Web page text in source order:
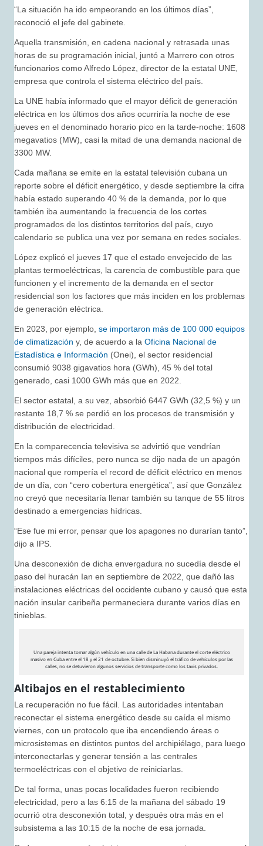
“La situación ha ido empeorando en los últimos días”,
reconoció el jefe del gabinete.
Aquella transmisión, en cadena nacional y retrasada unas
horas de su programación inicial, juntó a Marrero con otros
funcionarios como Alfredo López, director de la estatal UNE,
empresa que controla el sistema eléctrico del país.
La UNE había informado que el mayor déficit de generación
eléctrica en los últimos dos años ocurriría la noche de ese
jueves en el denominado horario pico en la tarde-noche: 1608
megavatios (MW), casi la mitad de una demanda nacional de
3300 MW.
Cada mañana se emite en la estatal televisión cubana un
reporte sobre el déficit energético, y desde septiembre la cifra
había estado superando 40 % de la demanda, por lo que
también iba aumentando la frecuencia de los cortes
programados de los distintos territorios del país, cuyo
calendario se publica una vez por semana en redes sociales.
López explicó el jueves 17 que el estado envejecido de las
plantas termoeléctricas, la carencia de combustible para que
funcionen y el incremento de la demanda en el sector
residencial son los factores que más inciden en los problemas
de generación eléctrica.
En 2023, por ejemplo, se importaron más de 100 000 equipos
de climatización y, de acuerdo a la Oficina Nacional de
Estadística e Información (Onei), el sector residencial
consumió 9038 gigavatios hora (GWh), 45 % del total
generado, casi 1000 GWh más que en 2022.
El sector estatal, a su vez, absorbió 6447 GWh (32,5 %) y un
restante 18,7 % se perdió en los procesos de transmisión y
distribución de electricidad.
En la comparecencia televisiva se advirtió que vendrían
tiempos más difíciles, pero nunca se dijo nada de un apagón
nacional que rompería el record de déficit eléctrico en menos
de un día, con “cero cobertura energética”, así que González
no creyó que necesitaría llenar también su tanque de 55 litros
destinado a emergencias hídricas.
“Ese fue mi error, pensar que los apagones no durarían tanto”,
dijo a IPS.
Una desconexión de dicha envergadura no sucedía desde el
paso del huracán Ian en septiembre de 2022, que dañó las
instalaciones eléctricas del occidente cubano y causó que esta
nación insular caribeña permaneciera durante varios días en
tinieblas.
Una pareja intenta tomar algún vehículo en una calle de La Habana durante el corte eléctrico
masivo en Cuba entre el 18 y el 21 de octubre. Si bien disminuyó el tráfico de vehículos por las
calles, no se detuvieron algunos servicios de transporte como los taxis privados.
Altibajos en el restablecimiento
La recuperación no fue fácil. Las autoridades intentaban
reconectar el sistema energético desde su caída el mismo
viernes, con un protocolo que iba encendiendo áreas o
microsistemas en distintos puntos del archipiélago, para luego
interconectarlas y generar tensión a las centrales
termoeléctricas con el objetivo de reiniciarlas.
De tal forma, unas pocas localidades fueron recibiendo
electricidad, pero a las 6:15 de la mañana del sábado 19
ocurrió otra desconexión total, y después otra más en el
subsistema a las 10:15 de la noche de esa jornada.